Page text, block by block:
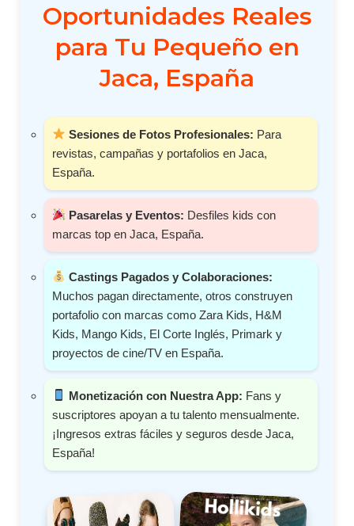
Oportunidades Reales
para Tu Pequeño en
Jaca, España
Sesiones de Fotos Profesionales: Para
revistas, campañas y portafolios en Jaca,
España.
Pasarelas y Eventos: Desfiles kids con
marcas top en Jaca, España.
Castings Pagados y Colaboraciones:
Muchos pagan directamente, otros construyen
portafolio con marcas como Zara Kids, H&M
Kids, Mango Kids, El Corte Inglés, Primark y
proyectos de cine/TV en España.
Monetización con Nuestra App: Fans y
suscriptores apoyan a tu talento mensualmente.
¡Ingresos extras fáciles y seguros desde Jaca,
España!